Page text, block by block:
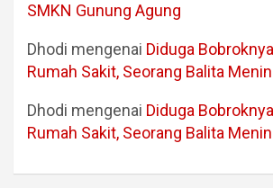
SMKN Gunung Agung
Dhodi mengenai Diduga
Rumah Sakit, Seorang Balita
Dhodi mengenai Diduga
Rumah Sakit, Seorang Balita